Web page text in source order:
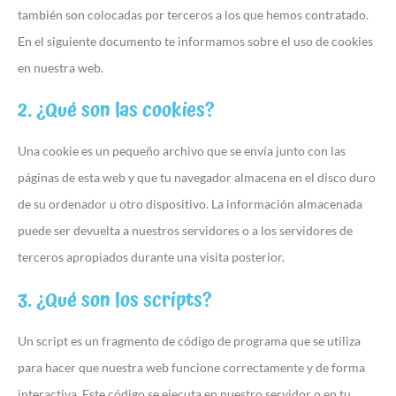
también son colocadas por terceros a los que hemos contratado.
En el siguiente documento te informamos sobre el uso de cookies
en nuestra web.
2. ¿Qué son las cookies?
Una cookie es un pequeño archivo que se envía junto con las
páginas de esta web y que tu navegador almacena en el disco duro
de su ordenador u otro dispositivo. La información almacenada
puede ser devuelta a nuestros servidores o a los servidores de
terceros apropiados durante una visita posterior.
3. ¿Qué son los scripts?
Un script es un fragmento de código de programa que se utiliza
para hacer que nuestra web funcione correctamente y de forma